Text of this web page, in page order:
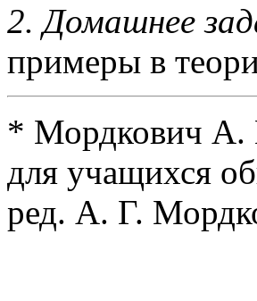
2. Домашнее
примеры в
* Мордкович А.
для учащихся
ред. А. Г.